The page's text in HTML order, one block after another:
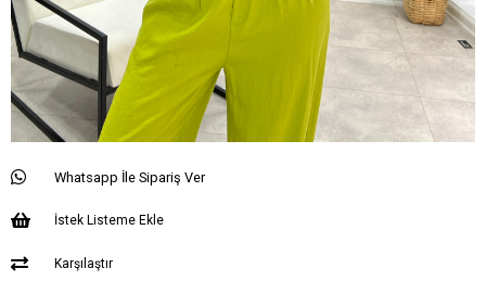
Whatsapp İle Sipariş Ver
İstek Listeme Ekle
Karşılaştır